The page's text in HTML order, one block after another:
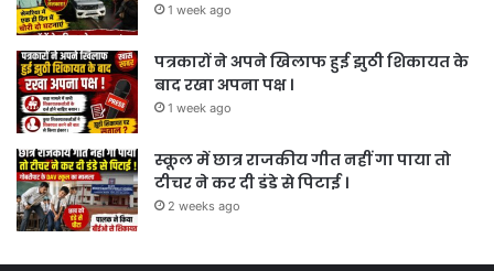
1 week ago
पत्रकारों ने अपने खिलाफ हुई झुठी शिकायत के
बाद रखा अपना पक्ष ।
1 week ago
स्कूल में छात्र राजकीय गीत नहीं गा पाया तो
टीचर ने कर दी डंडे से पिटाई ।
2 weeks ago